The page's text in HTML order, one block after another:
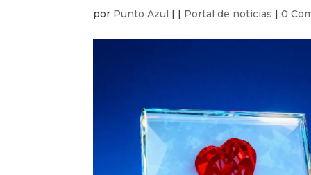
por Punto Azul | | Portal de noticias |0